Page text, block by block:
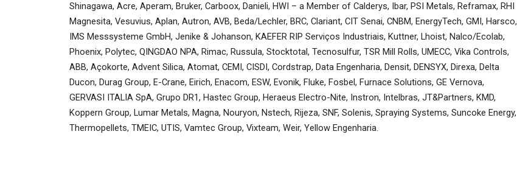
Shinagawa, Acre, Aperam, Bruker, Carboox, Danieli, HWI – a Member of Calderys, Ibar, PSI Metals, Reframax, RHI
Magnesita, Vesuvius, Aplan, Autron, AVB, Beda/Lechler, BRC, Clariant, CIT Senai, CNBM, EnergyTech, GMI, Harsco,
IMS Messsysteme GmbH, Jenike & Johanson, KAEFER RIP Serviços Industriais, Kuttner, Lhoist, Nalco/Ecolab,
Phoenix, Polytec, QINGDAO NPA, Rimac, Russula, Stocktotal, Tecnosulfur, TSR Mill Rolls, UMECC, Vika Controls,
ABB, Açokorte, Advent Silica, Atomat, CEMI, CISDI, Cordstrap, Data Engenharia, Densit, DENSYX, Direxa, Delta
Ducon, Durag Group, E-Crane, Eirich, Enacom, ESW, Evonik, Fluke, Fosbel, Furnace Solutions, GE Vernova,
GERVASI ITALIA SpA, Grupo DR1, Hastec Group, Heraeus Electro-Nite, Instron, Intelbras, JT&Partners, KMD,
Koppern Group, Lumar Metals, Magna, Nouryon, Nstech, Rijeza, SNF, Solenis, Spraying Systems, Suncoke Energy,
Thermopellets, TMEIC, UTIS, Vamtec Group, Vixteam, Weir, Yellow Engenharia.